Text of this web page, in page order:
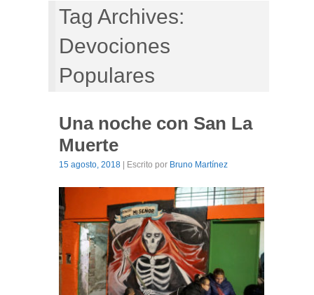
Tag Archives:
Devociones
Populares
Una noche con San La
Muerte
15 agosto, 2018 | Escrito por Bruno Martínez